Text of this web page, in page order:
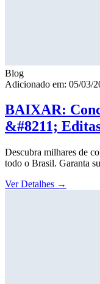
Blog
Adicionado em: 05/03/
BAIXAR:
&#8211;
Descubra milhares de
todo o Brasil. Garanta
Ver Detalhes →